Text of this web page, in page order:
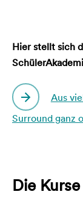
Hier stellt sich
Aus
Surround ganz
Die Kurse